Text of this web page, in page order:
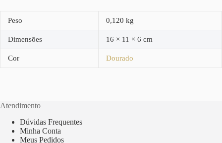
Peso 0,120 kg
Dimensões 16 × 11 × 6 cm
Cor Dourado
Atendimento
Dúvidas Frequentes
Minha Conta
Meus Pedidos